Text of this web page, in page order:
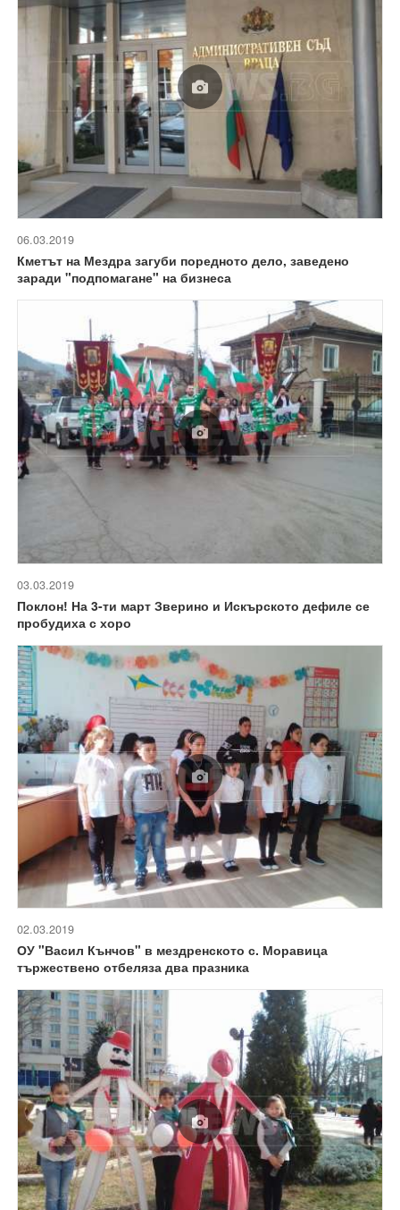
06.03.2019
Кметът на Мездра загуби поредното дело, заведено
заради "подпомагане" на бизнеса
03.03.2019
Поклон! На 3-ти март Зверино и Искърското дефиле се
пробудиха с хоро
02.03.2019
ОУ "Васил Кънчов" в мездренското с. Моравица
тържествено отбеляза два празника